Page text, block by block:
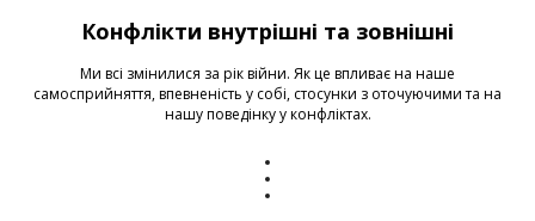
Конфлікти внутрішні та зовнішні
Ми всі змінилися за рік війни. Як це впливає на наше
самосприйняття, впевненість у собі, стосунки з оточуючими та на
нашу поведінку у конфліктах.